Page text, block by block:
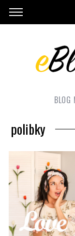
BLOG
polibky